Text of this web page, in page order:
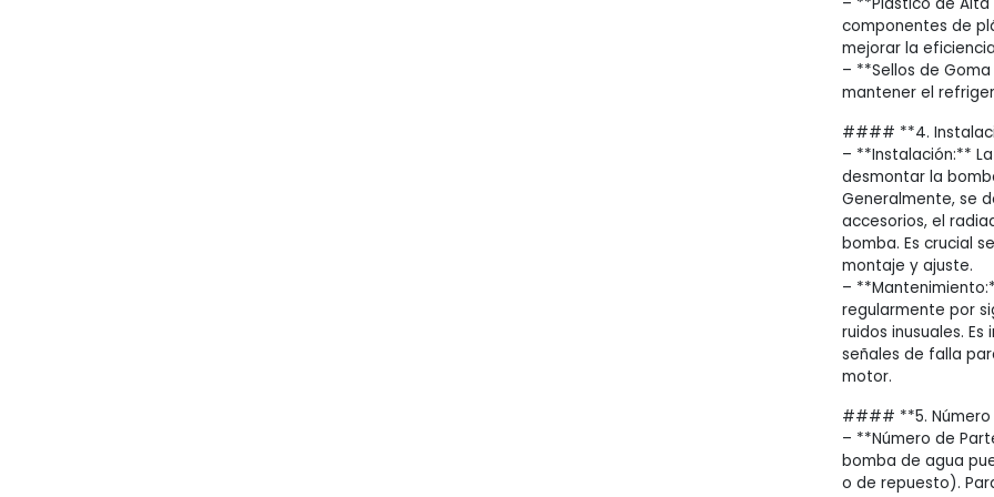
componentes de
mejorar la
– **Sellos de
mantener el
#### **4.
– **Instalación:**
desmontar la
Generalmente, se
accesorios, el
bomba. Es crucial
montaje y ajuste.
–
regularmente por
ruidos inusuales.
señales de falla
motor.
#### **5. Número
– **Número de
bomba de agua
o de repuesto).